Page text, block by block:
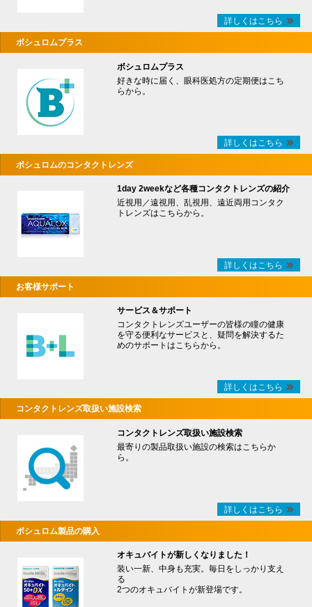
詳しくはこちら
ボシュロムプラス
ボシュロムプラス
好きな時に届く、眼科医処方の定期便はこち
らから。
詳しくはこちら
ボシュロムのコンタクトレンズ
1day 2weekなど各種コンタクトレンズの紹介
近視用／遠視用、乱視用、遠近両用コンタク
トレンズはこちらから。
詳しくはこちら
お客様サポート
サービス＆サポート
コンタクトレンズユーザーの皆様の瞳の健康
を守る便利なサービスと、疑問を解決するた
めのサポートはこちらから。
詳しくはこちら
コンタクトレンズ取扱い施設検索
コンタクトレンズ取扱い施設検索
最寄りの製品取扱い施設の検索はこちらか
ら。
詳しくはこちら
ボシュロム製品の購入
オキュバイトが新しくなりました！
装い一新、中身も充実。毎日をしっかり支え
る
2つのオキュバイトが新登場です。